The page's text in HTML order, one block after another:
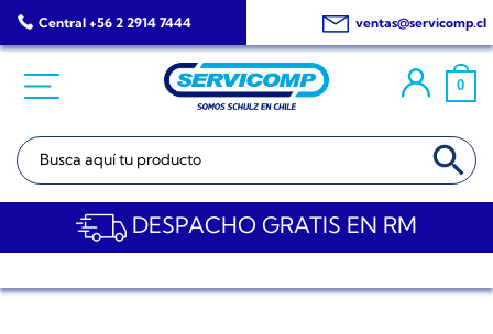
Saltar
al
Central +56 2 2914 7444 ventas@servicomp.cl
0
Buscar: BOTÓN DE
DESPACHO GRATIS EN RM